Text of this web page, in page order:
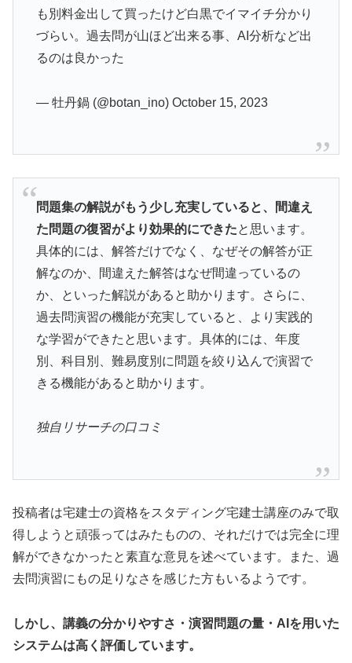
も別料金出して買ったけど白黒でイマイチ分かり
づらい。過去問が山ほど出来る事、AI分析など出
るのは良かった
— 牡丹鍋 (@botan_ino) October 15, 2023
問題集の解説がもう少し充実していると、間違え
た問題の復習がより効果的にできたと思います。
具体的には、解答だけでなく、なぜその解答が正
解なのか、間違えた解答はなぜ間違っているの
か、といった解説があると助かります。さらに、
過去問演習の機能が充実していると、より実践的
な学習ができたと思います。具体的には、年度
別、科目別、難易度別に問題を絞り込んで演習で
きる機能があると助かります。
独自リサーチの口コミ
投稿者は宅建士の資格をスタディング宅建士講座のみで取
得しようと頑張ってはみたものの、それだけでは完全に理
解ができなかったと素直な意見を述べています。また、過
去問演習にもの足りなさを感じた方もいるようです。
しかし、講義の分かりやすさ・演習問題の量・AIを用いた
システムは高く評価しています。